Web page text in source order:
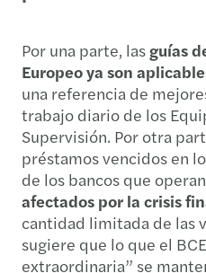
Por una parte, lasguías
Europeo ya son
una referencia de
trabajo diario de los
Supervisión. Por otra
préstamos vencidos en
de los bancos que
afectados por la crisis
cantidad limitada de las
sugiere que lo que el
extraordinaria” se